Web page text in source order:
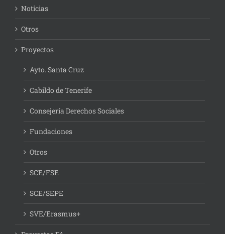
Noticias
Otros
Proyectos
Ayto. Santa Cruz
Cabildo de Tenerife
Consejería Derechos Sociales
Fundaciones
Otros
SCE/FSE
SCE/SEPE
SVE/Erasmus+